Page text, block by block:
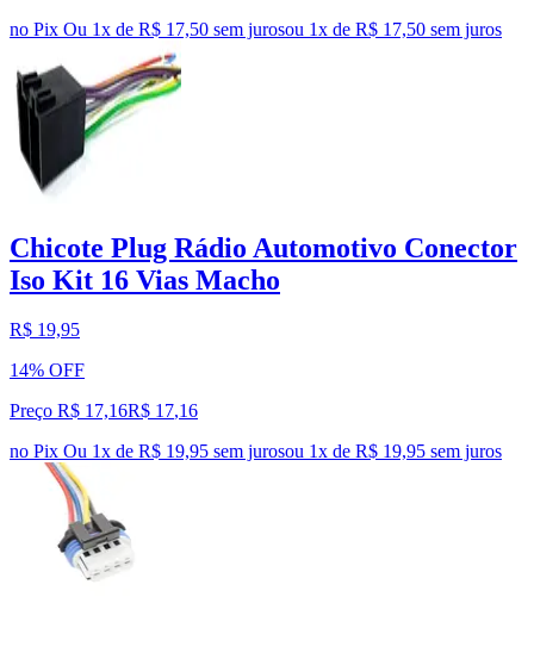
no Pix Ou 1x de R$ 17,50 sem jurosou 1x de R$ 17,50 sem juros
Chicote Plug Rádio Automotivo Conector
Iso Kit 16 Vias Macho
R$ 19,95
14% OFF
Preço R$ 17,16R$ 17,16
no Pix Ou 1x de R$ 19,95 sem jurosou 1x de R$ 19,95 sem juros